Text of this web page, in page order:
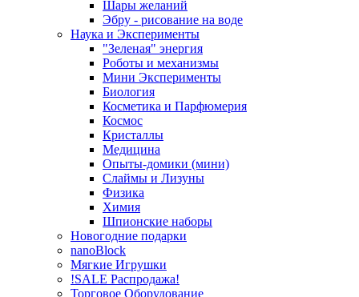
Шары желаний
Эбру - рисование на воде
Наука и Эксперименты
"Зеленая" энергия
Роботы и механизмы
Мини Эксперименты
Биология
Косметика и Парфюмерия
Космос
Кристаллы
Медицина
Опыты-домики (мини)
Слаймы и Лизуны
Физика
Химия
Шпионские наборы
Новогодние подарки
nanoBlock
Мягкие Игрушки
!SALE Распродажа!
Торговое Оборудование